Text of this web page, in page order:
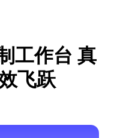
工作台 真
飞跃